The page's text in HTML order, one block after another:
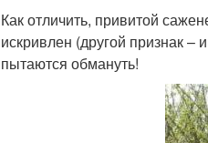
Как отличить, привитой
искривлен (другой признак
пытаются обмануть!